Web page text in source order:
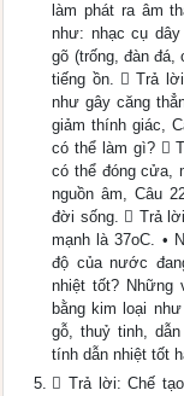
làm phát ra âm
như: nhạc cụ
gõ (trống, đàn đá,
tiếng ồn.  Trả
như gây căng
giảm thính giác,
có thể làm gì? 
có thể đóng cửa,
nguồn âm, Câu
đời sống.  Trả
mạnh là 37oC. •
độ của nước
nhiệt tốt? Những
bằng kim loại
gỗ, thuỷ tinh,
tính dẫn nhiệt tốt
 Trả lời: Chế